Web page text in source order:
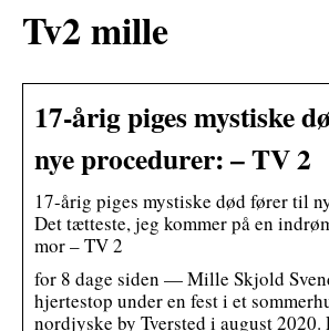
Tv2 mille
17-årig piges mystiske
nye procedurer: – TV 2
17-årig piges mystiske død fører til
Det tætteste, jeg kommer på en
mor – TV 2
for 8 dage siden — Mille Skjold
hjertestop under en fest i et
nordjyske by Tversted i august 2020.